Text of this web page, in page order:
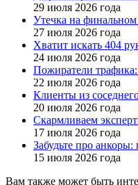
29 июля 2026 года
Утечка на
27 июля 2026 года
Хватит искать 404
24 июля 2026 года
Пожиратели
22 июля 2026 года
Клиенты из
20 июля 2026 года
Скармливаем
17 июля 2026 года
Забудьте про
15 июля 2026 года
Вам также может быть